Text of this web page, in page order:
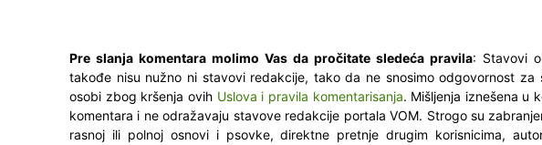
Pre slanja komentara molimo Vas da pročitate sledeća pravila: Stavovi
takođe nisu nužno ni stavovi redakcije, tako da ne snosimo odgovornost
osobi zbog kršenja ovih Uslova i pravila komentarisanja. Mišljenja iznešena u
komentara i ne odražavaju stavove redakcije portala VOM. Strogo su
rasnoj ili polnoj osnovi i psovke, direktne pretnje drugim korisnicima,